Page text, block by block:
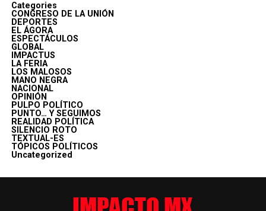
Categories
CONGRESO DE LA UNIÓN
DEPORTES
EL ÁGORA
ESPECTÁCULOS
GLOBAL
IMPACTUS
LA FERIA
LOS MALOSOS
MANO NEGRA
NACIONAL
OPINIÓN
PULPO POLÍTICO
PUNTO… Y SEGUIMOS
REALIDAD POLÍTICA
SILENCIO ROTO
TEXTUAL-ES
TÓPICOS POLÍTICOS
Uncategorized